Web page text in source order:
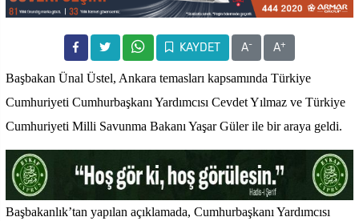
KAYDET A- A+
Başbakan Ünal Üstel, Ankara temasları kapsamında Türkiye
Cumhuriyeti Cumhurbaşkanı Yardımcısı Cevdet Yılmaz ve Türkiye
Cumhuriyeti Milli Savunma Bakanı Yaşar Güler ile bir araya geldi.
Başbakanlık’tan yapılan açıklamada, Cumhurbaşkanı Yardımcısı